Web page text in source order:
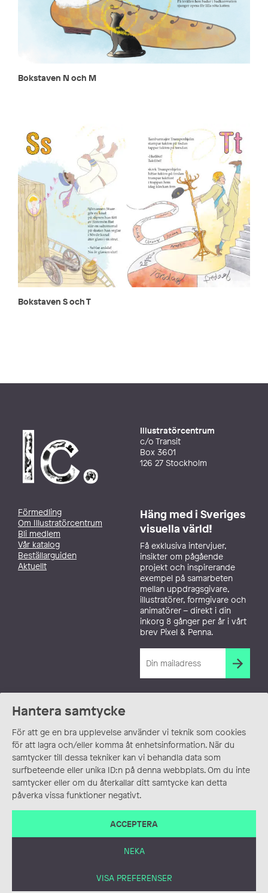
Hantera samtycke
För att ge en bra upplevelse använder vi teknik som cookies
för att lagra och/eller komma åt enhetsinformation. När du
samtycker till dessa tekniker kan vi behandla data som
surfbeteende eller unika ID:n på denna webbplats. Om du inte
samtycker eller om du återkallar ditt samtycke kan detta
påverka vissa funktioner negativt.
ACCEPTERA
NEKA
VISA PREFERENSER
Bokstaven N och M
Bokstaven S och T
Illustratörcentrum
c/o Transit
Box 3601
126 27 Stockholm
Förmedling
Om Illustratörcentrum
Bli medlem
Vår katalog
Beställarguiden
Aktuellt
Häng med i Sveriges
visuella värld!
Få exklusiva intervjuer,
insikter om pågående
projekt och inspirerande
exempel på samarbeten
mellan uppdragsgivare,
illustratörer, formgivare och
animatörer – direkt i din
inkorg 8 gånger per år i vårt
brev Pixel & Penna.